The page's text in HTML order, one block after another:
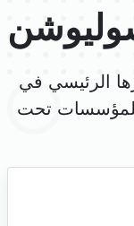
الرئيسي في
تحت